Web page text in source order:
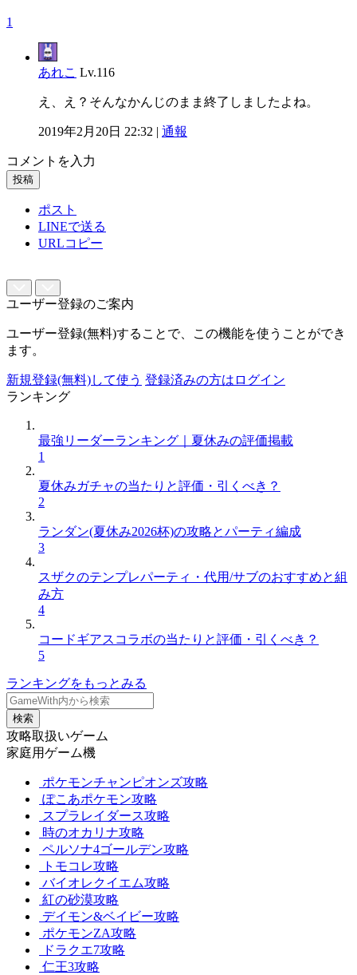
1
あれこ Lv.116
え、え？そんなかんじのまま終了しましたよね。
2019年2月20日 22:32 | 通報
コメントを入力
投稿
ポスト
LINEで送る
URLコピー
ユーザー登録のご案内
ユーザー登録(無料)することで、この機能を使うことができ
ます。
新規登録(無料)して使う 登録済みの方はログイン
ランキング
最強リーダーランキング｜夏休みの評価掲載
1
夏休みガチャの当たりと評価・引くべき？
2
ランダン(夏休み2026杯)の攻略とパーティ編成
3
スザクのテンプレパーティ・代用/サブのおすすめと組
み方
4
コードギアスコラボの当たりと評価・引くべき？
5
ランキングをもっとみる
検索
攻略取扱いゲーム
家庭用ゲーム機
ポケモンチャンピオンズ攻略
ぽこあポケモン攻略
スプラレイダース攻略
時のオカリナ攻略
ペルソナ4ゴールデン攻略
トモコレ攻略
バイオレクイエム攻略
紅の砂漠攻略
デイモン&ベイビー攻略
ポケモンZA攻略
ドラクエ7攻略
仁王3攻略